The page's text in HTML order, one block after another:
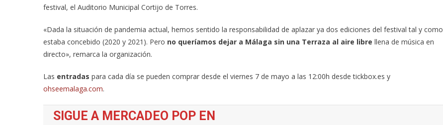
festival, el Auditorio Municipal Cortijo de Torres.
«Dada la situación de pandemia actual, hemos sentido la responsabilidad de aplazar ya dos ediciones del festival tal y como
estaba concebido (2020 y 2021). Pero no queríamos dejar a Málaga sin una Terraza al aire libre llena de música en
directo», remarca la organización.
Las entradas para cada día se pueden comprar desde el viernes 7 de mayo a las 12:00h desde tickbox.es y
ohseemalaga.com.
SIGUE A MERCADEO POP EN